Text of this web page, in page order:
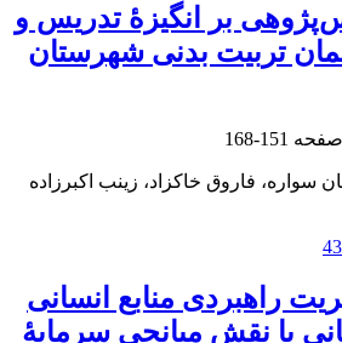
بر انگیزۀ تدریس و
تربیت بدنی شهرستان
151-168
سواره، فاروق خاکزاد، زینب اکبرزاده
راهبردی منابع انسانی
با نقش میانجی سرمایۀ